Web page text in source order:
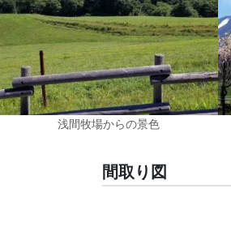
浅間牧場からの景色
間取り図